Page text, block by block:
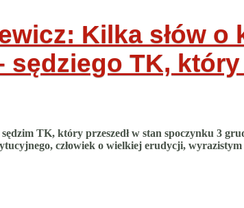
Kilka słów
sędziego TK,
TK, który przeszedł w stan spoczynku 3
człowiek o wielkiej erudycji,